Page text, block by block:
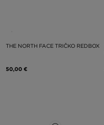
THE NORTH FACE TRIČKO REDBOX
50,00 €